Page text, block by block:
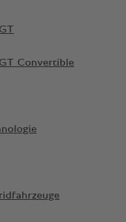
Convertible